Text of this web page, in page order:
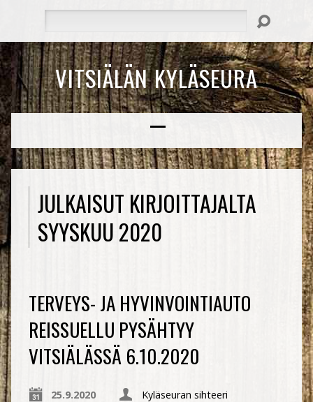
VITSIÄLÄN KYLÄSEURA
JULKAISUT KIRJOITTAJALTA
SYYSKUU 2020
TERVEYS- JA HYVINVOINTIAUTO
REISSUELLU PYSÄHTYY
VITSIÄLÄSSÄ 6.10.2020
25.9.2020 Kyläseuran sihteeri